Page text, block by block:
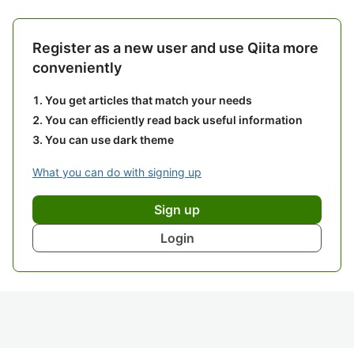
Register as a new user and use Qiita more
conveniently
You get articles that match your needs
You can efficiently read back useful information
You can use dark theme
What you can do with signing up
Sign up
Login